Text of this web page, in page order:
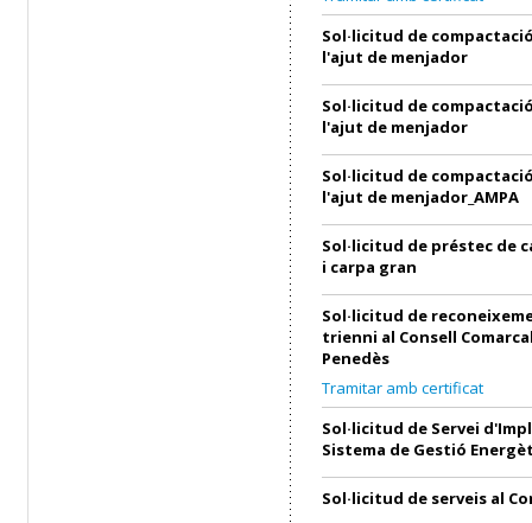
Sol·licitud de
l'ajut de menjador
Sol·licitud de
l'ajut de menjador
Sol·licitud de
l'ajut de menjador_AMPA
Sol·licitud de préstec de
i carpa gran
Sol·licitud de
trienni al Consell
Penedès
Tramitar amb certificat
Sol·licitud de Servei
Sistema de Gestió
Sol·licitud de serveis al